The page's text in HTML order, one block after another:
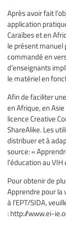
Après avoir fait
application
Caraïbes et en
le présent manuel
commandé en
d’enseignants
le matériel en
Afin de faciliter
en Afrique, en
licence Creative
ShareAlike. Les
distribuer et à
source: «
l’éducation au VIH
Pour obtenir de
Apprendre pour la
à l’EPT/SIDA,
: http://www.ei-